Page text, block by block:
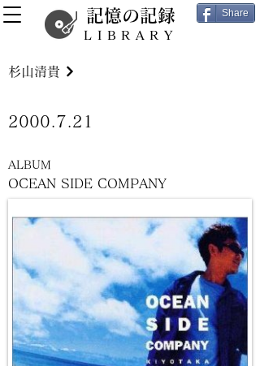
記憶の記録
LIBRARY
Share
OCEAN SIDE COMPANY
杉山清貴
2000.7.21
ALBUM